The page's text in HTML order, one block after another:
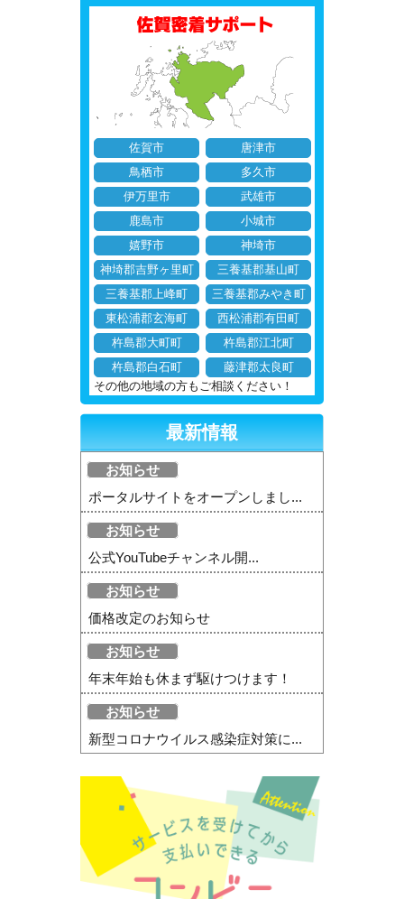
佐賀市
唐津市
鳥栖市
多久市
伊万里市
武雄市
鹿島市
小城市
嬉野市
神埼市
神埼郡吉野ヶ里町
三養基郡基山町
三養基郡上峰町
三養基郡みやき町
東松浦郡玄海町
西松浦郡有田町
杵島郡大町町
杵島郡江北町
杵島郡白石町
藤津郡太良町
その他の地域の方もご相談ください！
最新情報
お知らせ
ポータルサイトをオープンしまし...
お知らせ
公式YouTubeチャンネル開...
お知らせ
価格改定のお知らせ
お知らせ
年末年始も休まず駆けつけます！
お知らせ
新型コロナウイルス感染症対策に...